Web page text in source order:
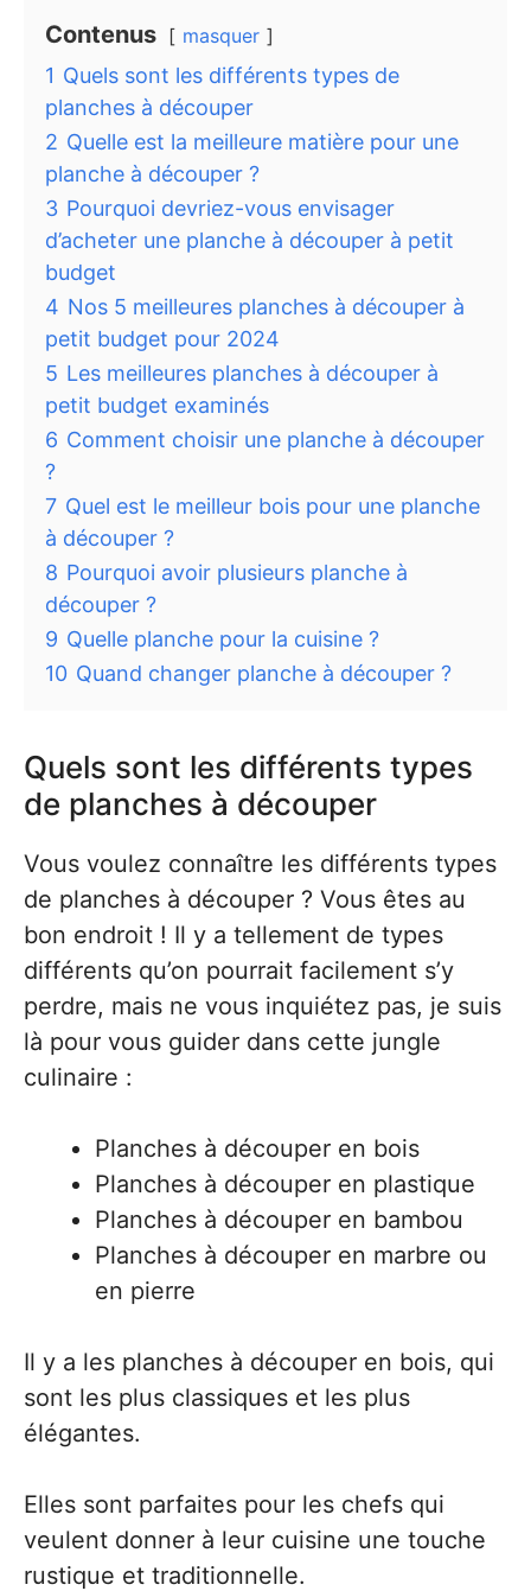
Contenus masquer
1 Quels sont les différents types de
planches à découper
2 Quelle est la meilleure matière pour une
planche à découper ?
3 Pourquoi devriez-vous envisager
d’acheter une planche à découper à petit
budget
4 Nos 5 meilleures planches à découper à
petit budget pour 2024
5 Les meilleures planches à découper à
petit budget examinés
6 Comment choisir une planche à découper
?
7 Quel est le meilleur bois pour une planche
à découper ?
8 Pourquoi avoir plusieurs planche à
découper ?
9 Quelle planche pour la cuisine ?
10 Quand changer planche à découper ?
Quels sont les différents types
de planches à découper
Vous voulez connaître les différents types
de planches à découper ? Vous êtes au
bon endroit ! Il y a tellement de types
différents qu’on pourrait facilement s’y
perdre, mais ne vous inquiétez pas, je suis
là pour vous guider dans cette jungle
culinaire :
Planches à découper en bois
Planches à découper en plastique
Planches à découper en bambou
Planches à découper en marbre ou
en pierre
Il y a les planches à découper en bois, qui
sont les plus classiques et les plus
élégantes.
Elles sont parfaites pour les chefs qui
veulent donner à leur cuisine une touche
rustique et traditionnelle.